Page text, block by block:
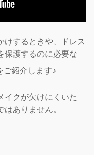
けするときや、ドレス
保護するのに必要な
ご紹介します♪
イクが欠けにくいた
ありません。